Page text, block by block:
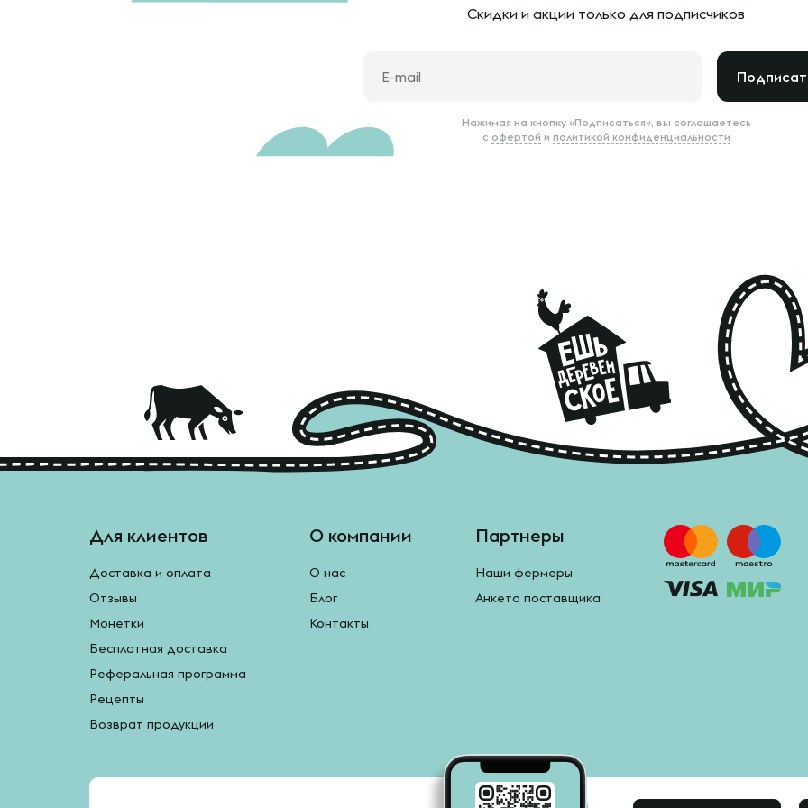
Скидки и акции только для подписчиков
Нажимая на кнопку «Подписаться», вы соглашаетесь
с офертой и политикой конфиденциальности
Для клиентов
Доставка и оплата
Отзывы
Монетки
Бесплатная доставка
Реферальная программа
Рецепты
Возврат продукции
О компании
О нас
Блог
Контакты
Партнеры
Наши фермеры
Анкета поставщика